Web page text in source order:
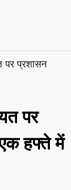
पर प्रशासन
पर
हफ्ते में